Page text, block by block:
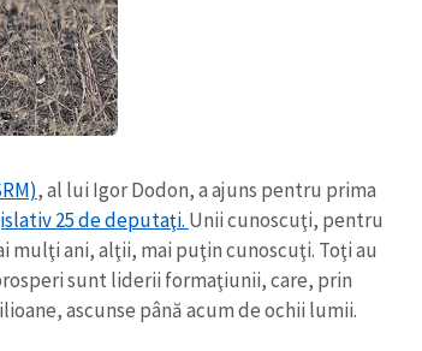
, al lui Igor Dodon, a ajuns pentru prima
25 de deputaţi. Unii cunoscuţi, pentru
mulţi ani, alţii, mai puţin cunoscuţi. Toţi au
sunt liderii formaţiunii, care, prin
ascunse până acum de ochii lumii.
+ Adaugă titlu
+ Încarcă imagine
+ Link media
+ Mesajul știrei